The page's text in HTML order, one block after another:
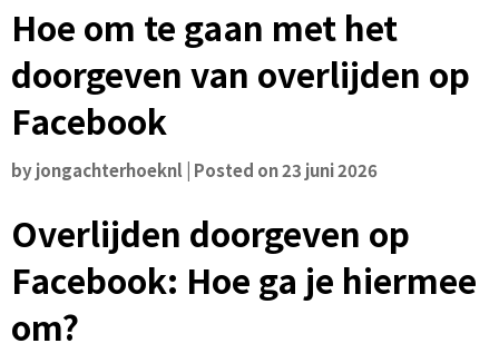
Hoe om te gaan met het
doorgeven van overlijden op
Facebook
byjongachterhoeknl Posted on23 juni 2026
Overlijden doorgeven op
Facebook: Hoe ga je hiermee
om?